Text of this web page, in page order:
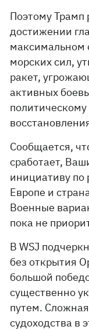
Поэтому Трамп
достижении
максимальном
морских сил,
ракет,
активных
Сообщается,
сработает,
инициативу по
Европе и
Военные
пока не
В WSJ
без открытия
большой
существенно
путем.
судоходства в